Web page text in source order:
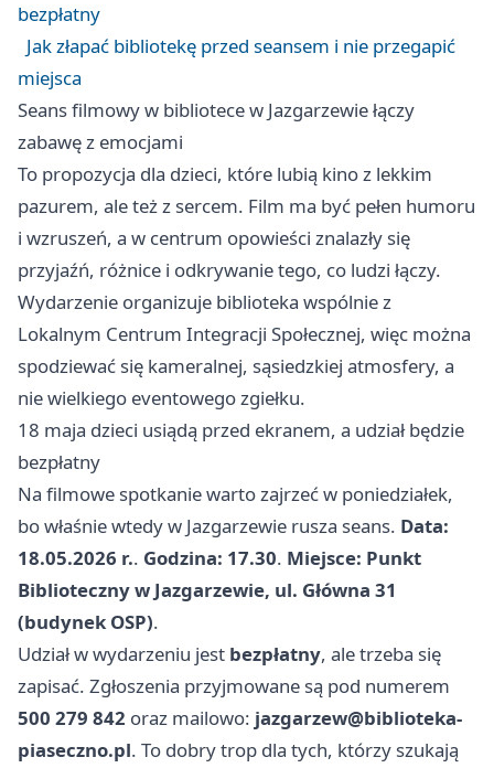
bezpłatny
Jak złapać bibliotekę przed seansem i nie przegapić
miejsca
Seans filmowy w bibliotece w Jazgarzewie łączy
zabawę z emocjami
To propozycja dla dzieci, które lubią kino z lekkim
pazurem, ale też z sercem. Film ma być pełen humoru
i wzruszeń, a w centrum opowieści znalazły się
przyjaźń, różnice i odkrywanie tego, co ludzi łączy.
Wydarzenie organizuje biblioteka wspólnie z
Lokalnym Centrum Integracji Społecznej, więc można
spodziewać się kameralnej, sąsiedzkiej atmosfery, a
nie wielkiego eventowego zgiełku.
18 maja dzieci usiądą przed ekranem, a udział będzie
bezpłatny
Na filmowe spotkanie warto zajrzeć w poniedziałek,
bo właśnie wtedy w Jazgarzewie rusza seans. Data:
18.05.2026 r.. Godzina: 17.30. Miejsce: Punkt
Biblioteczny w Jazgarzewie, ul. Główna 31
(budynek OSP).
Udział w wydarzeniu jest bezpłatny, ale trzeba się
zapisać. Zgłoszenia przyjmowane są pod numerem
500 279 842 oraz mailowo: jazgarzew@biblioteka-
piaseczno.pl. To dobry trop dla tych, którzy szukają